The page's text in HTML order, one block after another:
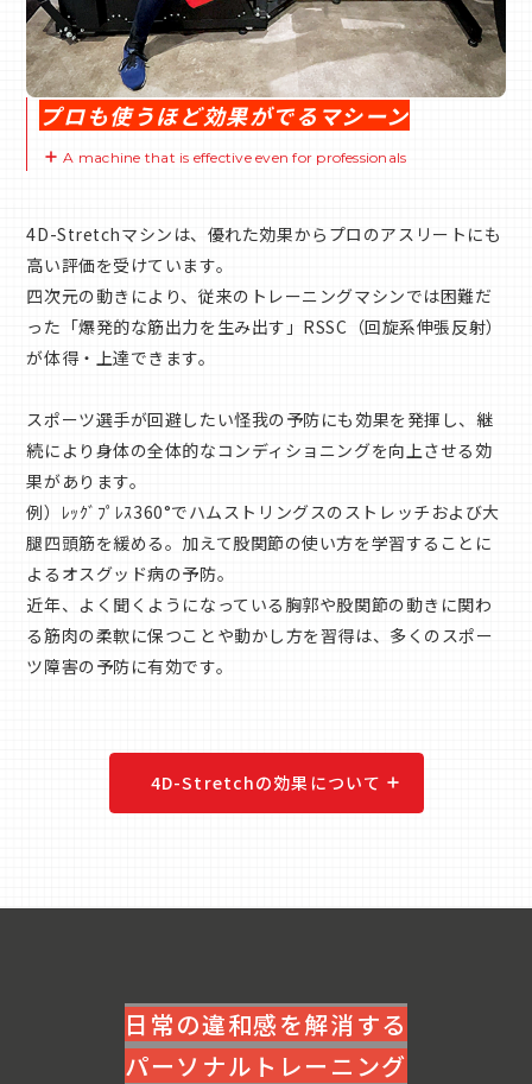
プロも使うほど効果がでるマシーン
A machine that is effective even for professionals
4D-Stretchマシンは、優れた効果からプロのアスリートにも
高い評価を受けています。
四次元の動きにより、従来のトレーニングマシンでは困難だ
った「爆発的な筋出力を生み出す」RSSC（回旋系伸張反射）
が体得・上達できます。
スポーツ選手が回避したい怪我の予防にも効果を発揮し、継
続により身体の全体的なコンディショニングを向上させる効
果があります。
例）ﾚｯｸﾞﾌﾟﾚｽ360°でハムストリングスのストレッチおよび大
腿四頭筋を緩める。加えて股関節の使い方を学習することに
よるオスグッド病の予防。
近年、よく聞くようになっている胸郭や股関節の動きに関わ
る筋肉の柔軟に保つことや動かし方を習得は、多くのスポー
ツ障害の予防に有効です。
4D-Stretchの効果について
日常の違和感を解消する
パーソナルトレーニング